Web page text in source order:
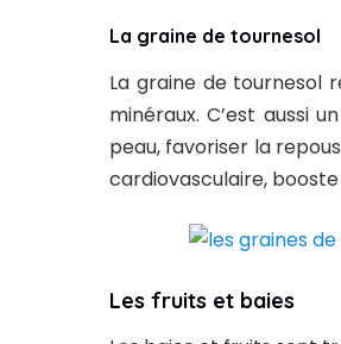
La graine de tournesol
La graine de tournesol
minéraux. C’est aussi
peau, favoriser la
cardiovasculaire,
Les fruits et baies